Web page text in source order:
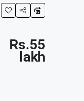
Rs.55
lakh